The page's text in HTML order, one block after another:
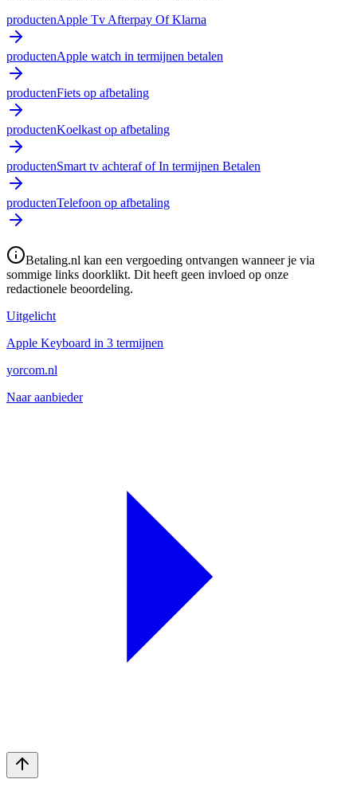
productenApple Tv Afterpay Of Klarna
productenApple watch in termijnen betalen
productenFiets op afbetaling
productenKoelkast op afbetaling
productenSmart tv achteraf of In termijnen Betalen
productenTelefoon op afbetaling
Betaling.nl kan een vergoeding ontvangen wanneer je via
sommige links doorklikt. Dit heeft geen invloed op onze
redactionele beoordeling.
Uitgelicht
Apple Keyboard in 3 termijnen
yorcom.nl
Naar aanbieder